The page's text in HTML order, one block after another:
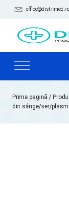
office@distrimed.ro
Prima pagină /
din sânge/ser/